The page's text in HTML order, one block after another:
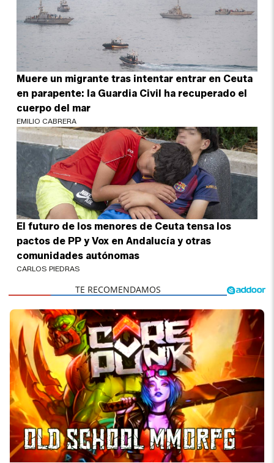
Muere un migrante tras intentar entrar en Ceuta
en parapente: la Guardia Civil ha recuperado el
cuerpo del mar
EMILIO CABRERA
El futuro de los menores de Ceuta tensa los
pactos de PP y Vox en Andalucía y otras
comunidades autónomas
CARLOS PIEDRAS